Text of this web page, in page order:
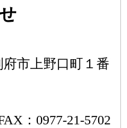
市上野口町１番
：0977-21-5702